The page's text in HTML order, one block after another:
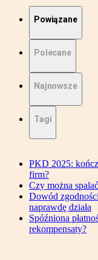
Powiązane
Polecane
Najnowsze
Tagi
PKD 2025:
firm?
Czy można
Dowód
naprawdę działa
Spóźniona
rekompensaty?